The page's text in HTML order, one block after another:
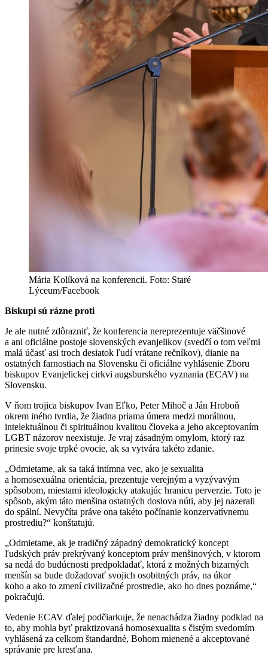
Mária Kolíková na konferencii. Foto: Staré
Lýceum/Facebook
Biskupi sú rázne proti
Je ale nutné zdôrazniť, že konferencia nereprezentuje väčšinové
a ani oficiálne postoje slovenských evanjelikov (svedčí o tom veľmi
malá účasť asi troch desiatok ľudí vrátane rečníkov), dianie na
ostatných farnostiach na Slovensku či oficiálne vyhlásenie Zboru
biskupov Evanjelickej cirkvi augsburského vyznania (ECAV) na
Slovensku.
V ňom trojica biskupov Ivan Eľko, Peter Mihoč a Ján Hroboň
okrem iného tvrdia, že žiadna priama úmera medzi morálnou,
intelektuálnou či spirituálnou kvalitou človeka a jeho akceptovaním
LGBT názorov neexistuje. Je vraj zásadným omylom, ktorý raz
prinesie svoje trpké ovocie, ak sa vytvára takéto zdanie.
„Odmietame, ak sa taká intímna vec, ako je sexualita
a homosexuálna orientácia, prezentuje verejným a vyzývavým
spôsobom, miestami ideologicky atakujúc hranicu perverzie. Toto je
spôsob, akým táto menšina ostatných doslova núti, aby jej nazerali
do spální. Nevyčíta práve ona takéto počínanie konzervatívnemu
prostrediu?“ konštatujú.
„Odmietame, ak je tradičný západný demokratický koncept
ľudských práv prekrývaný konceptom práv menšinových, v ktorom
sa nedá do budúcnosti predpokladať, ktorá z možných bizarných
menšín sa bude dožadovať svojich osobitných práv, na úkor
koho a ako to zmení civilizačné prostredie, ako ho dnes poznáme,“
pokračujú.
Vedenie ECAV ďalej podčiarkuje, že nenachádza žiadny podklad na
to, aby mohla byť praktizovaná homosexualita s čistým svedomím
vyhlásená za celkom štandardné, Bohom mienené a akceptované
správanie pre kresťana.